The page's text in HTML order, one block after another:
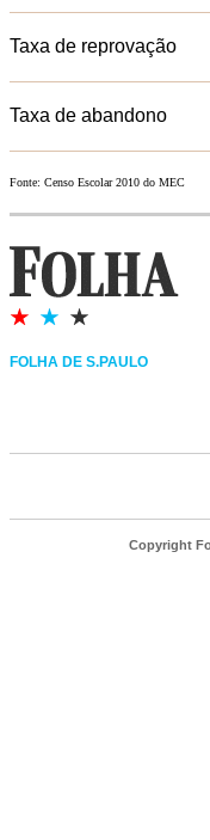
Taxa de reprovação
Taxa de abandono
Fonte: Censo Escolar 2010 do MEC
FOLHA DE S.PAULO
Copyright